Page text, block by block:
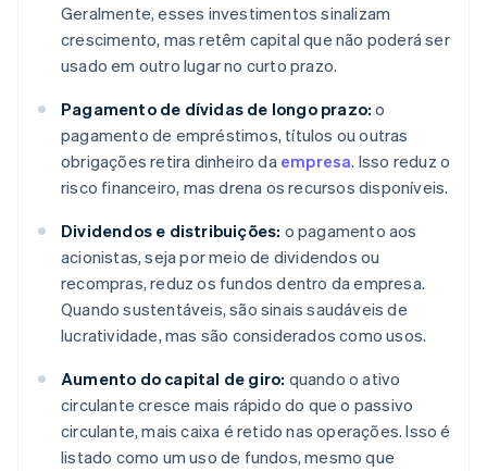
Geralmente, esses investimentos sinalizam
crescimento, mas retêm capital que não poderá ser
usado em outro lugar no curto prazo.
Pagamento de dívidas de longo prazo: o
pagamento de empréstimos, títulos ou outras
obrigações retira dinheiro da empresa. Isso reduz o
risco financeiro, mas drena os recursos disponíveis.
Dividendos e distribuições: o pagamento aos
acionistas, seja por meio de dividendos ou
recompras, reduz os fundos dentro da empresa.
Quando sustentáveis, são sinais saudáveis de
lucratividade, mas são considerados como usos.
Aumento do capital de giro: quando o ativo
circulante cresce mais rápido do que o passivo
circulante, mais caixa é retido nas operações. Isso é
listado como um uso de fundos, mesmo que